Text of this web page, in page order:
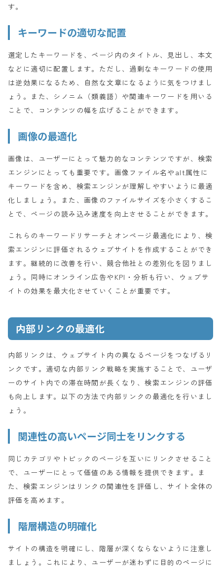
す。
キーワードの適切な配置
選定したキーワードを、ページ内のタイトル、見出し、本文
などに適切に配置します。ただし、過剰なキーワードの使用
は逆効果になるため、自然な文章になるように気をつけまし
ょう。また、シノニム（類義語）や関連キーワードを用いる
ことで、コンテンツの幅を広げることができます。
画像の最適化
画像は、ユーザーにとって魅力的なコンテンツですが、検索
エンジンにとっても重要です。画像ファイル名やalt属性に
キーワードを含め、検索エンジンが理解しやすいように最適
化しましょう。また、画像のファイルサイズを小さくするこ
とで、ページの読み込み速度を向上させることができます。
これらのキーワードリサーチとオンページ最適化により、検
索エンジンに評価されるウェブサイトを作成することができ
ます。継続的に改善を行い、競合他社との差別化を図りまし
ょう。同時にオンライン広告やKPI・分析も行い、ウェブサ
イトの効果を最大化させていくことが重要です。
内部リンクの最適化
内部リンクは、ウェブサイト内の異なるページをつなげるリ
ンクです。適切な内部リンク戦略を実施することで、ユーザ
ーのサイト内での滞在時間が長くなり、検索エンジンの評価
も向上します。以下の方法で内部リンクの最適化を行いまし
ょう。
関連性の高いページ同士をリンクする
同じカテゴリやトピックのページを互いにリンクさせること
で、ユーザーにとって価値のある情報を提供できます。ま
た、検索エンジンはリンクの関連性を評価し、サイト全体の
評価を高めます。
階層構造の明確化
サイトの構造を明確にし、階層が深くならないように注意し
ましょう。これにより、ユーザーが迷わずに目的のページに